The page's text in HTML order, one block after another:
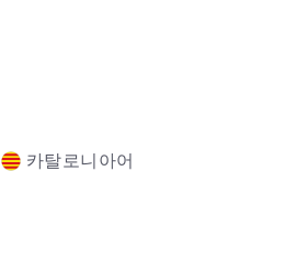
카탈로니아어